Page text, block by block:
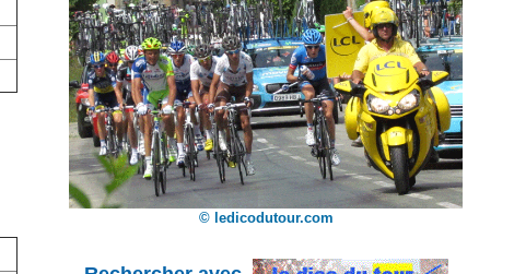
© ledicodutour.com